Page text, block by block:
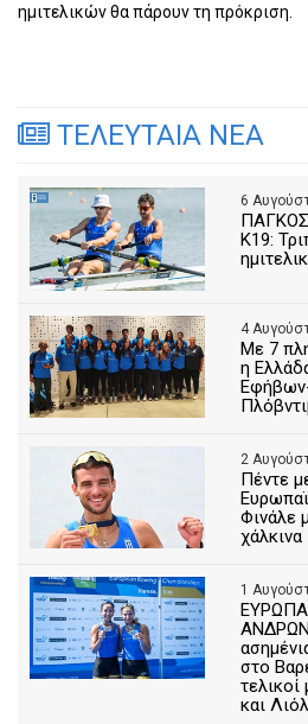
ημιτελικών θα πάρουν τη πρόκριση.
ΤΕΛΕΥΤΑΙΑ ΝΕΑ
6
Κ19:
4
Με 7
η
2
Πέντε
Φινάλε
χάλκινα
1
στο
και